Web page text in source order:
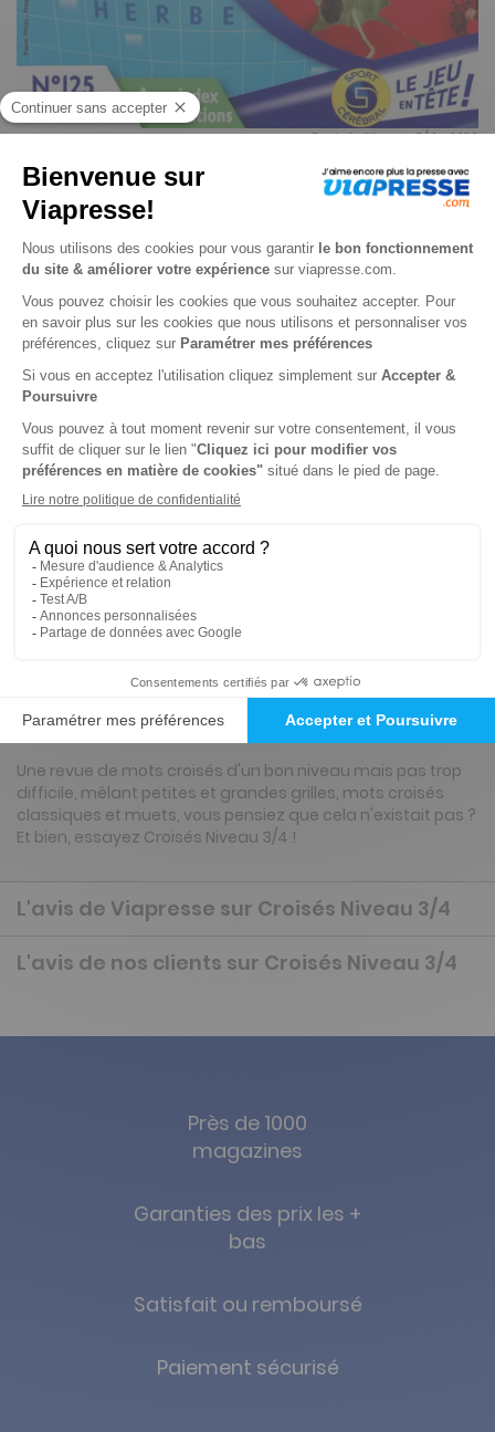
Croisés Niveau 3/4 n° 132
4 5-1avis
Je choisis un support
Papier
Je choisis une durée
-24%
Abonnement 1 an
6 n° • Papier
28€90
Tarif France métropolitaine
Renouvellement à date d’anniversaire
Présentation du magazine Croisés Niveau
3/4
Une revue de mots croisés d'un bon niveau mais pas trop
difficile, mêlant petites et grandes grilles, mots croisés
classiques et muets, vous pensiez que cela n'existait pas ?
Et bien, essayez Croisés Niveau 3/4 !
L'avis de Viapresse sur Croisés Niveau 3/4
L'avis de nos clients sur Croisés Niveau 3/4
Près de 1000
magazines
Garanties des prix les +
bas
Satisfait ou remboursé
Paiement sécurisé